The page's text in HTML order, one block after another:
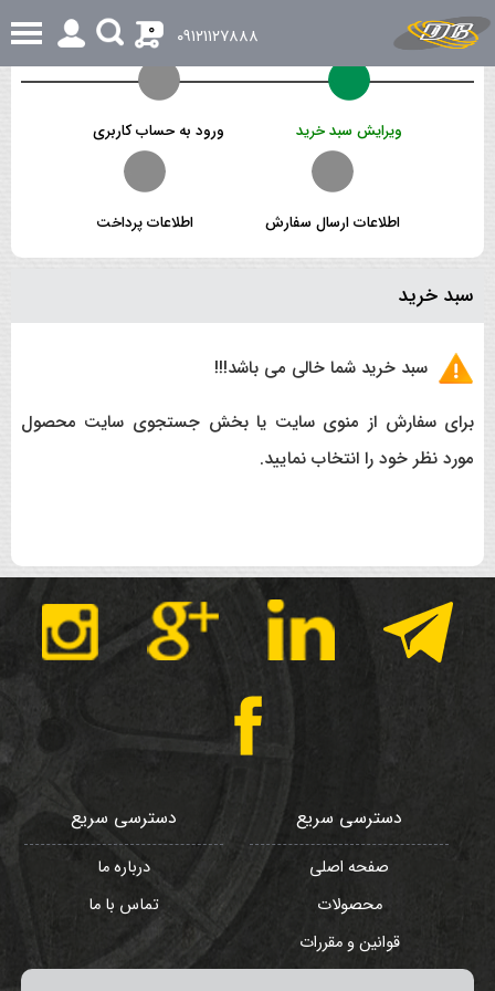
٠٩١٢١١٢٧٨٨٨ 0
ویرایش سبد خرید ورود به حساب کاربری
اطلاعات ارسال سفارش اطلاعات پرداخت
سبد خرید
سبد خرید شما خالی می باشد!!!
برای سفارش از منوی سایت یا بخش جستجوی سایت محصول
مورد نظر خود را انتخاب نمایید.
دسترسی سریع
صفحه اصلی
محصولات
قوانین و مقررات
دسترسی سریع
درباره ما
تماس با ما